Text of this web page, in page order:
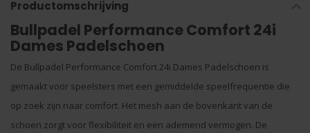
Productomschrijving
Bullpadel Performance Comfort 24i
Dames Padelschoen
De Bullpadel Performance Comfort 24i Dames Padelschoen is
gemaakt voor speelsters met een gemiddelde speelfrequentie die
op zoek zijn naar comfort. Het mesh aan de bovenkant van de
schoen zorgt voor flexibiliteit en een ademend vermogen. De